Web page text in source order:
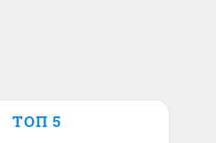
ТОП 5